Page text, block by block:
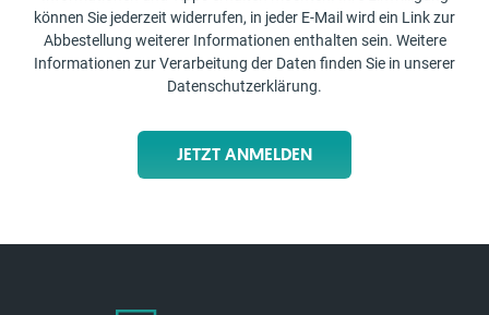
können Sie jederzeit widerrufen, in jeder E-Mail wird ein Link zur
Abbestellung weiterer Informationen enthalten sein. Weitere
Informationen zur Verarbeitung der Daten finden Sie in unserer
Datenschutzerklärung.
JETZT ANMELDEN